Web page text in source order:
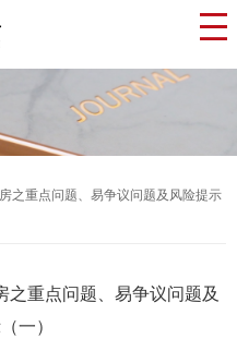
之重点问题、易争议问题及风险提示
重点问题、易争议问题及
一）